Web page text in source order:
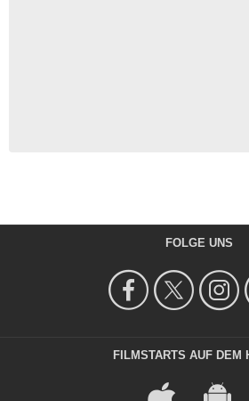
FOLGE UNS
FILMSTARTS AUF DEM